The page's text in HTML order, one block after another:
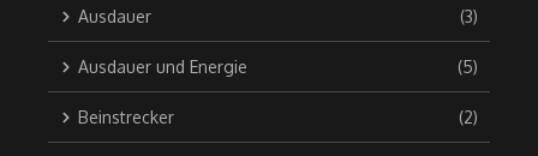
Ausdauer (3)
Ausdauer und Energie (5)
Beinstrecker (2)